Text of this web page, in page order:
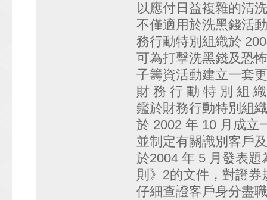
以應付日益複雜的清
不僅適用於洗黑錢活
務行動特別組織於
可為打擊洗黑錢及恐
子籌資活動建立一套
財 務 行 動 特 別 組
鑑於財務行動特別組
於 2002 年 10 月成立
並制定有關識別客戶
於2004 年 5 月發表
則》2的文件，對證
仔細查證客戶身分盡